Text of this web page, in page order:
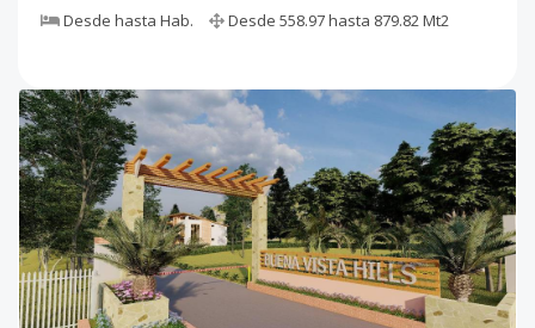
Desde hasta Hab. Desde 558.97hasta 879.82Mt2